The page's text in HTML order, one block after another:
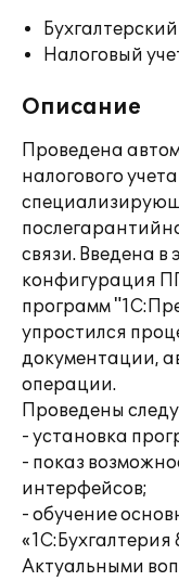
Бухгалтерский
Налоговый
Описание
Проведена
налогового
связи. Введена
конфигурация
программ
упростился
документации,
операции.
Проведены
- установка
- показ
интерфейсов;
- обучение
«1С:Бухгалтерия
Актуальными